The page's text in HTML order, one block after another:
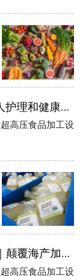
HPP功能性饮料：个人护理和健康的终极之选
高压食品加工设
壳肉分离只需一分钟｜颠覆海产加工业的HPP技术
高压食品加工设